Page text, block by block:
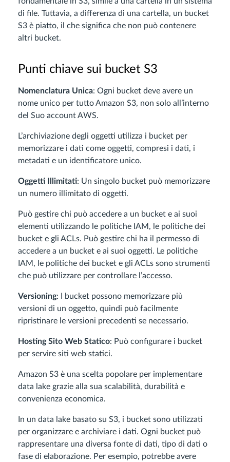
di file. Tuttavia, a differenza di una cartella, un bucket
S3 è piatto, il che significa che non può contenere
altri bucket.
Punti chiave sui bucket S3
Nomenclatura Unica: Ogni bucket deve avere un
nome unico per tutto Amazon S3, non solo all’interno
del Suo account AWS.
L’archiviazione degli oggetti utilizza i bucket per
memorizzare i dati come oggetti, compresi i dati, i
metadati e un identificatore unico.
Oggetti Illimitati: Un singolo bucket può memorizzare
un numero illimitato di oggetti.
Può gestire chi può accedere a un bucket e ai suoi
elementi utilizzando le politiche IAM, le politiche dei
bucket e gli ACLs. Può gestire chi ha il permesso di
accedere a un bucket e ai suoi oggetti. Le politiche
IAM, le politiche dei bucket e gli ACLs sono strumenti
che può utilizzare per controllare l’accesso.
Versioning: I bucket possono memorizzare più
versioni di un oggetto, quindi può facilmente
ripristinare le versioni precedenti se necessario.
Hosting Sito Web Statico: Può configurare i bucket
per servire siti web statici.
Amazon S3 è una scelta popolare per implementare
data lake grazie alla sua scalabilità, durabilità e
convenienza economica.
In un data lake basato su S3, i bucket sono utilizzati
per organizzare e archiviare i dati. Ogni bucket può
rappresentare una diversa fonte di dati, tipo di dati o
fase di elaborazione. Per esempio, potrebbe avere